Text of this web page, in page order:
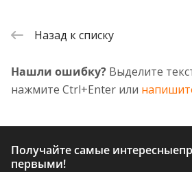
Назад к списку
Нашли ошибку? Выделите
нажмите Ctrl+Enter или
Получайте самые интересные
первыми!